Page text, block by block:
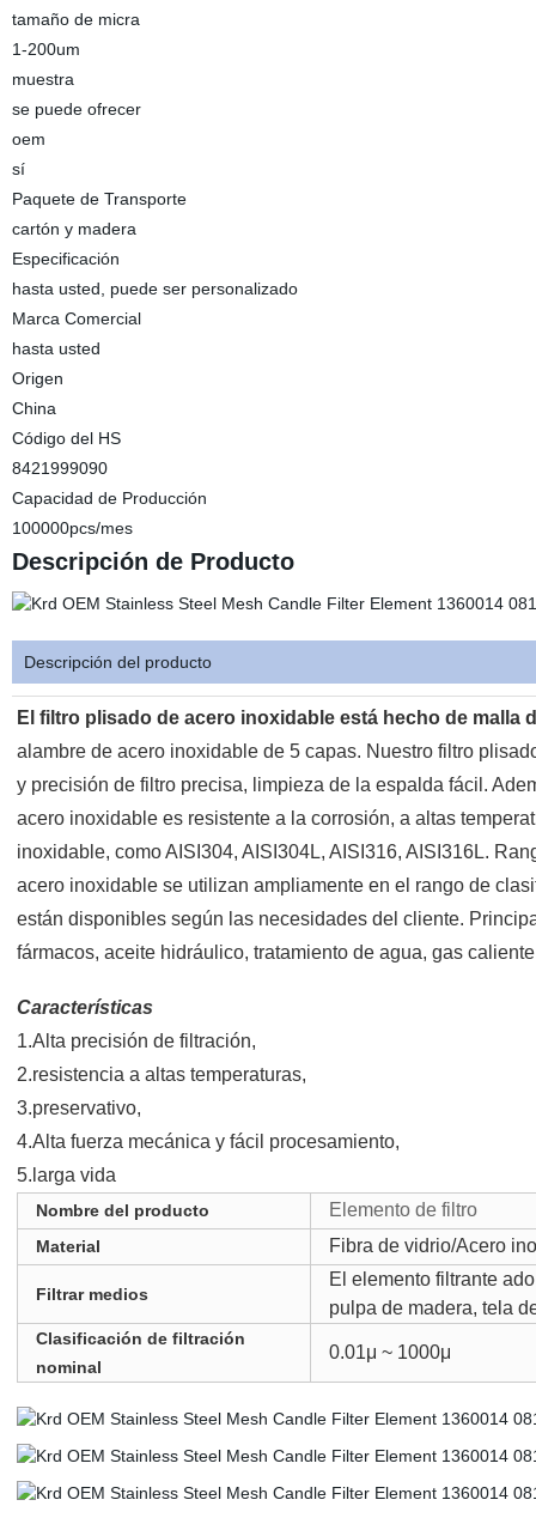
tamaño de micra
1-200um
muestra
se puede ofrecer
oem
sí
Paquete de Transporte
cartón y madera
Especificación
hasta usted, puede ser personalizado
Marca Comercial
hasta usted
Origen
China
Código del HS
8421999090
Capacidad de Producción
100000pcs/mes
Descripción de Producto
Descripción del producto
El filtro plisado de acero inoxidable está hecho de malla
alambre de acero inoxidable de 5 capas. Nuestro filtro
y precisión de filtro precisa, limpieza de la espalda fácil.
acero inoxidable es resistente a la corrosión, a altas
inoxidable, como AISI304, AISI304L, AISI316, AISI316L.
acero inoxidable se utilizan ampliamente en el rango de
están disponibles según las necesidades del cliente.
fármacos, aceite hidráulico, tratamiento de agua, gas
Características
1.Alta precisión de filtración,
2.resistencia a altas temperaturas,
3.preservativo,
4.Alta fuerza mecánica y fácil procesamiento,
5.larga vida
Nombre del producto Elemento de filtro
Material Fibra de vidrio/Acero
Filtrar medios
El elemento filtrante
pulpa de madera, tela
Clasificación de filtración
nominal
0.01μ ~ 1000μ